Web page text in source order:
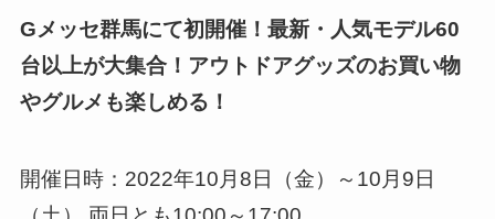
Gメッセ群馬にて初開催！最新・人気モデル60
台以上が大集合！アウトドアグッズのお買い物
やグルメも楽しめる！
開催日時：2022年10月8日（金）～10月9日